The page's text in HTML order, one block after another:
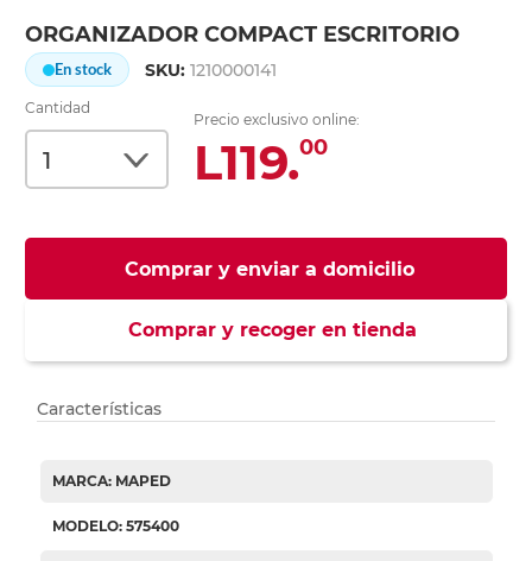
ORGANIZADOR COMPACT ESCRITORIO
En stock SKU:1210000141
Cantidad
Precio exclusivo online:
L119.00
Comprar y enviar a domicilio
Comprar y recoger en tienda
Características
MARCA: MAPED
MODELO: 575400